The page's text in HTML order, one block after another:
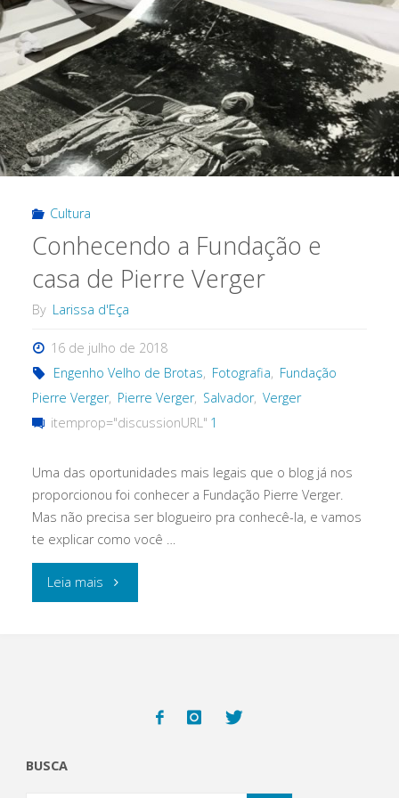
Cultura
Conhecendo a Fundação e
casa de Pierre Verger
By Larissa d'Eça
16 de julho de 2018
Engenho Velho de Brotas, Fotografia, Fundação
Pierre Verger, Pierre Verger, Salvador, Verger
itemprop="discussionURL" 1
Uma das oportunidades mais legais que o blog já nos
proporcionou foi conhecer a Fundação Pierre Verger.
Mas não precisa ser blogueiro pra conhecê-la, e vamos
te explicar como você …
Leia mais "Conhecendo
BUSCA